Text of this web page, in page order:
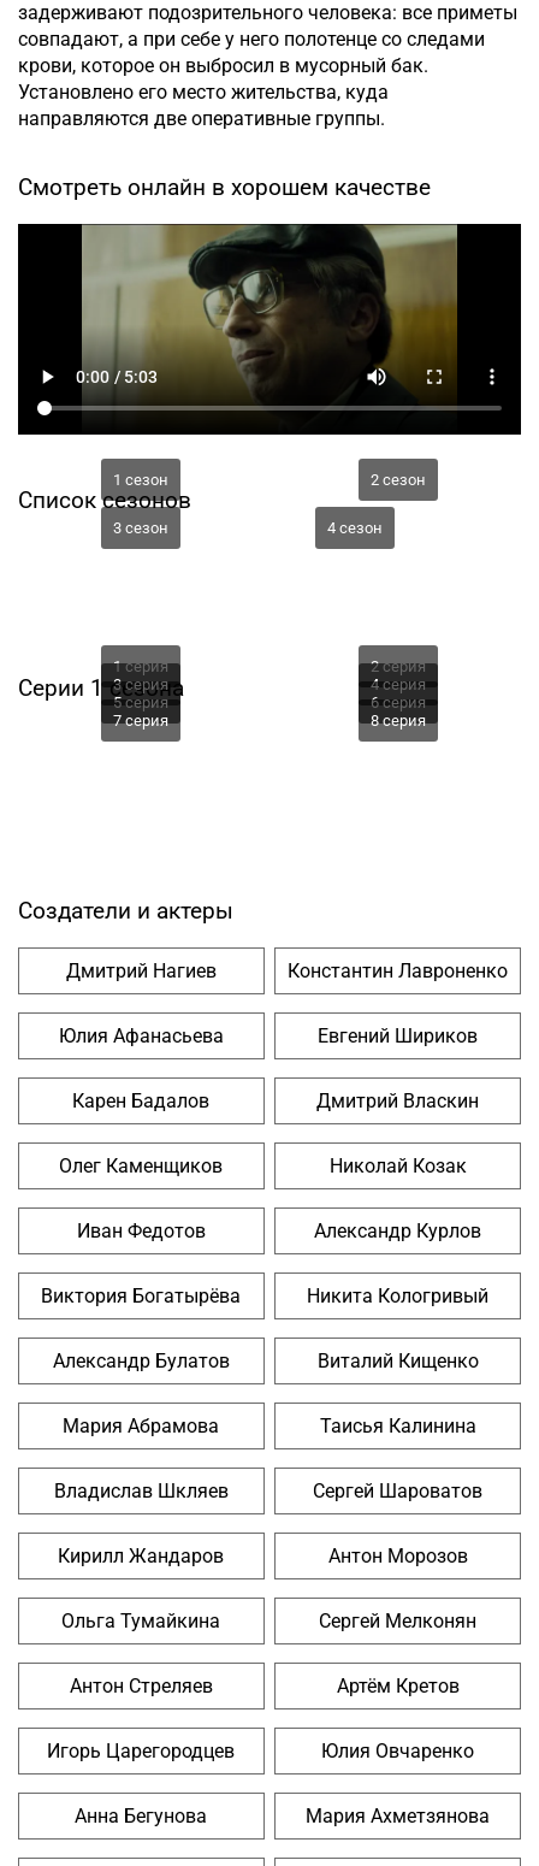
задерживают подозрительного человека: все приметы
совпадают, а при себе у него полотенце со следами
крови, которое он выбросил в мусорный бак.
Установлено его место жительства, куда
направляются две оперативные группы.
Смотреть онлайн в хорошем качестве
Список сезонов
1 сезон 2 сезон
3 сезон 4 сезон
Серии 1 сезона
1 серия
2 серия
3 серия
4 серия
5 серия
6 серия
7 серия
8 серия
Создатели и актеры
Дмитрий Нагиев Константин Лавроненко
Юлия Афанасьева Евгений Шириков
Карен Бадалов Дмитрий Власкин
Олег Каменщиков Николай Козак
Иван Федотов Александр Курлов
Виктория Богатырёва Никита Кологривый
Александр Булатов Виталий Кищенко
Мария Абрамова Таисья Калинина
Владислав Шкляев Сергей Шароватов
Кирилл Жандаров Антон Морозов
Ольга Тумайкина Сергей Мелконян
Антон Стреляев Артём Кретов
Игорь Царегородцев Юлия Овчаренко
Анна Бегунова Мария Ахметзянова